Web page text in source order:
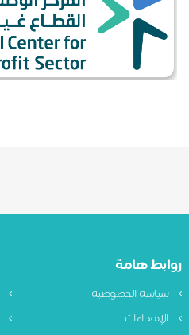
روابط هامة
سياسة الخصوصية
الإهداءات